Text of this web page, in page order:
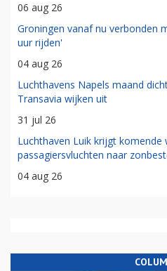
06 aug 26
Groningen vanaf nu verbonden
uur rijden'
04 aug 26
Luchthavens Napels maand
Transavia wijken uit
31 jul 26
Luchthaven Luik krijgt komende
passagiersvluchten naar
04 aug 26